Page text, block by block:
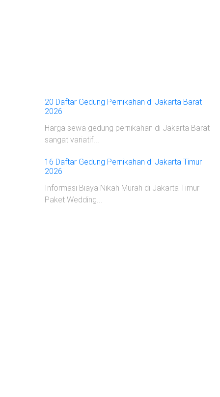
20 Daftar Gedung Pernikahan di Jakarta Barat
2026
Harga sewa gedung pernikahan di Jakarta Barat
sangat variatif...
16 Daftar Gedung Pernikahan di Jakarta Timur
2026
Informasi Biaya Nikah Murah di Jakarta Timur
Paket Wedding...